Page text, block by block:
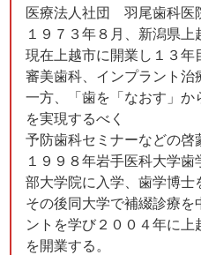
医療法人社団 羽尾歯科医
１９７３年８月、新潟県上
現在上越市に開業し１３年
審美歯科、インプラント
一方、「歯を「なおす」
を実現するべく
予防歯科セミナーなどの啓
１９９８年岩手医科大学
部大学院に入学、歯学博士
その後同大学で補綴診療
ントを学び２００４年に
を開業する。